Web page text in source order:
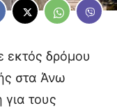
εκτός δρόμου
στα Άνω
τους